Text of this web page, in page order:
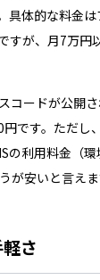
具体的な料金
すが、月7万円
コードが公開
円です。ただし
の利用料金（
が安いと言えま
さ